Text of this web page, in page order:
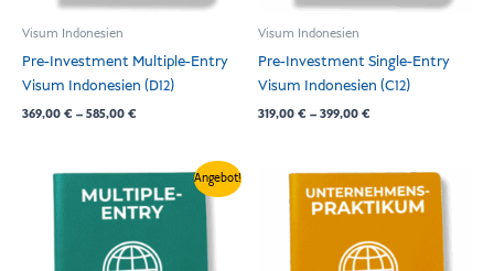
Visum Indonesien
Pre-Investment Multiple-Entry
Visum Indonesien (D12)
369,00€ –585,00€
Visum Indonesien
Pre-Investment Single-Entry
Visum Indonesien (C12)
319,00€ –399,00€
Angebot!
Preisspanne:
239,00 €
bis
Preisspanne:
280,00 €
bis